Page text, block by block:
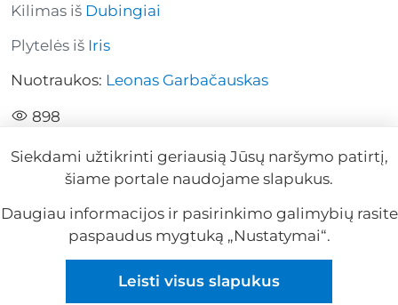
Kilimas iš Dubingiai
Plytelės iš Iris
Nuotraukos: Leonas Garbačauskas
898
Reklama
Siekdami užtikrinti geriausią Jūsų naršymo patirtį,
šiame portale naudojame slapukus.
Daugiau informacijos ir pasirinkimo galimybių rasite
paspaudus mygtuką „Nustatymai“.
Leisti visus slapukus